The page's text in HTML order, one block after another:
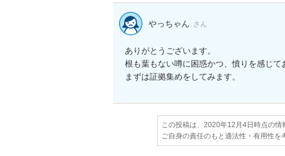
やっちゃん さん
ありがとうございます。
根も葉もない噂に困惑かつ、憤りを感じて
まずは証拠集めをしてみます。
この投稿は、2020年12月4日時点の情
ご自身の責任のもと適法性・有用性を